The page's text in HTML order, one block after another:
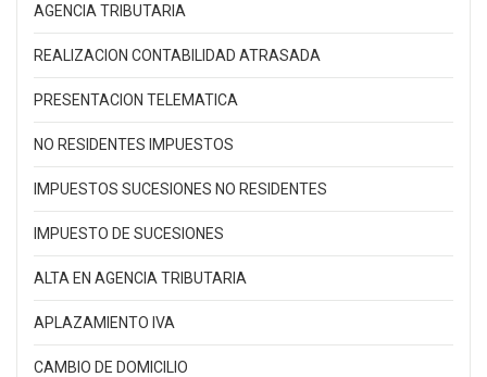
AGENCIA TRIBUTARIA
REALIZACION CONTABILIDAD ATRASADA
PRESENTACION TELEMATICA
NO RESIDENTES IMPUESTOS
IMPUESTOS SUCESIONES NO RESIDENTES
IMPUESTO DE SUCESIONES
ALTA EN AGENCIA TRIBUTARIA
APLAZAMIENTO IVA
CAMBIO DE DOMICILIO